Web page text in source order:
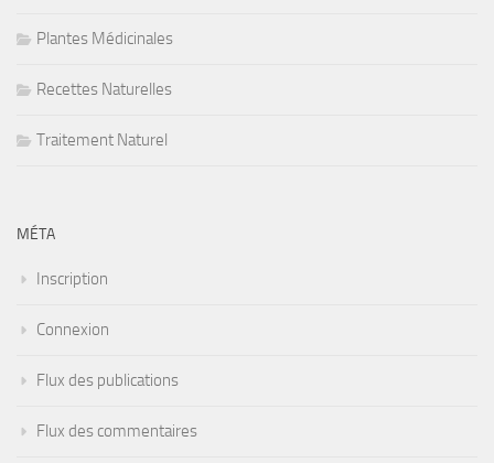
Plantes Médicinales
Recettes Naturelles
Traitement Naturel
MÉTA
Inscription
Connexion
Flux des publications
Flux des commentaires